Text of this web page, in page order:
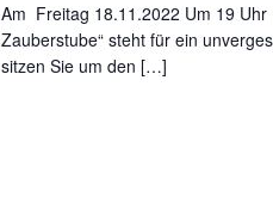
Am Freitag 18.11.2022 Um 19
Zauberstube“ steht für ein
sitzen Sie um den […]